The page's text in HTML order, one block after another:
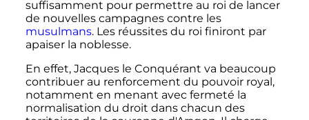
suffisamment pour permettre au roi de lancer
de nouvelles campagnes contre les
musulmans. Les réussites du roi finiront par
apaiser la noblesse.
En effet, Jacques le Conquérant va beaucoup
contribuer au renforcement du pouvoir royal,
notamment en menant avec fermeté la
normalisation du droit dans chacun des